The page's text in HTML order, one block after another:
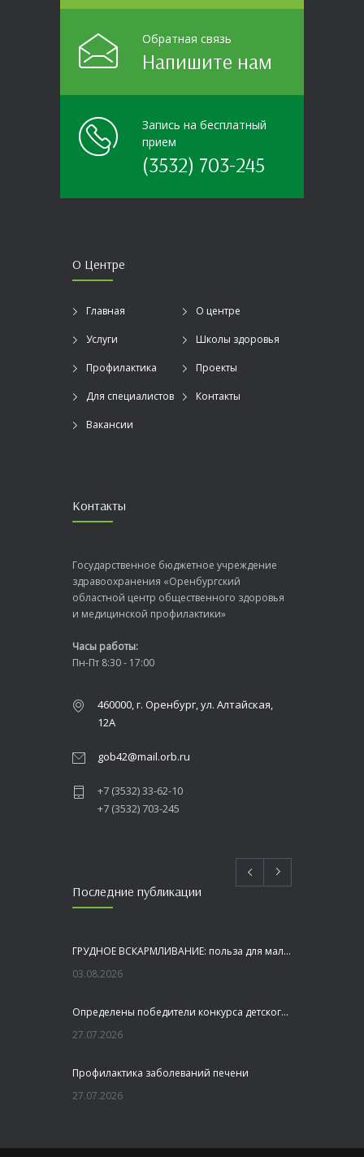
Обратная связь
Напишите нам
Запись на бесплатный
прием
(3532) 703-245
О Центре
Главная О центре
Услуги Школы здоровья
Профилактика Проекты
Для специалистов Контакты
Вакансии
Контакты
Государственное бюджетное учреждение
здравоохранения «Оренбургский
областной центр общественного здоровья
и медицинской профилактики»
Часы работы:
Пн-Пт 8:30 - 17:00
460000, г. Оренбург, ул. Алтайская,
12А
gob42@mail.orb.ru
+7 (3532) 33-62-10
+7 (3532) 703-245
Последние публикации
ГРУДНОЕ ВСКАРМЛИВАНИЕ: польза для малыша и мамы
03.08.2026
Определены победители конкурса детского рисунка «Я шагаю по Оренбуржью»
27.07.2026
Профилактика заболеваний печени
27.07.2026